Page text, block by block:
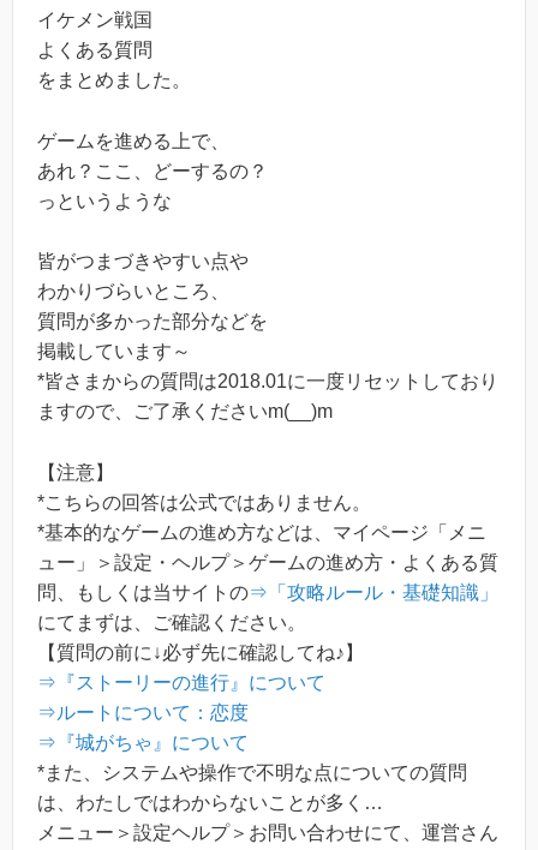
イケメン戦国
よくある質問
をまとめました。
ゲームを進める上で、
あれ？ここ、どーするの？
っというような
皆がつまづきやすい点や
わかりづらいところ、
質問が多かった部分などを
掲載しています～
*皆さまからの質問は2018.01に一度リセットしており
ますので、ご了承くださいm(__)m
【注意】
*こちらの回答は公式ではありません。
*基本的なゲームの進め方などは、マイページ「メニ
ュー」＞設定・ヘルプ＞ゲームの進め方・よくある質
問、もしくは当サイトの⇒「攻略ルール・基礎知識」
にてまずは、ご確認ください。
【質問の前に↓必ず先に確認してね♪】
⇒『ストーリーの進行』について
⇒ルートについて：恋度
⇒『城がちゃ』について
*また、システムや操作で不明な点についての質問
は、わたしではわからないことが多く…
メニュー＞設定ヘルプ＞お問い合わせにて、運営さん